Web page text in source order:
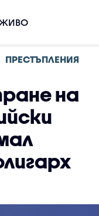
ПРЕСТЪПЛЕНИЯ
на